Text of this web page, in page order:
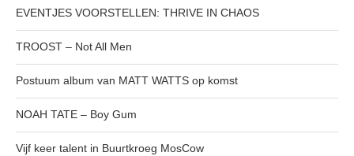
EVENTJES VOORSTELLEN: THRIVE IN CHAOS
TROOST – Not All Men
Postuum album van MATT WATTS op komst
NOAH TATE – Boy Gum
Vijf keer talent in Buurtkroeg MosCow